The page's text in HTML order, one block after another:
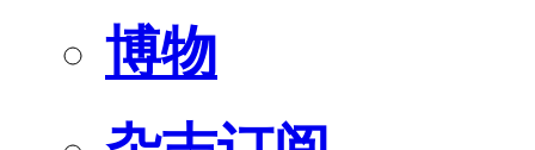
博物